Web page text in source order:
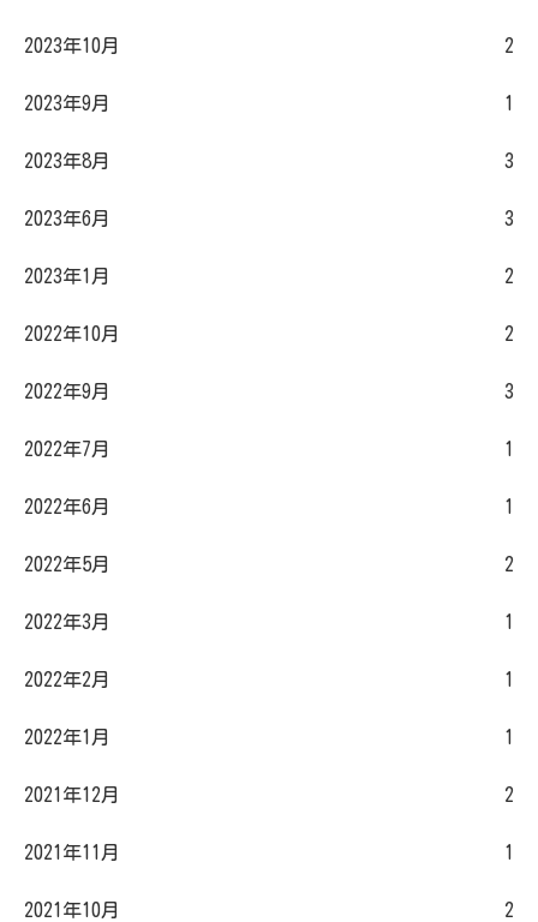
2023年10月 2
2023年9月 1
2023年8月 3
2023年6月 3
2023年1月 2
2022年10月 2
2022年9月 3
2022年7月 1
2022年6月 1
2022年5月 2
2022年3月 1
2022年2月 1
2022年1月 1
2021年12月 2
2021年11月 1
2021年10月 2